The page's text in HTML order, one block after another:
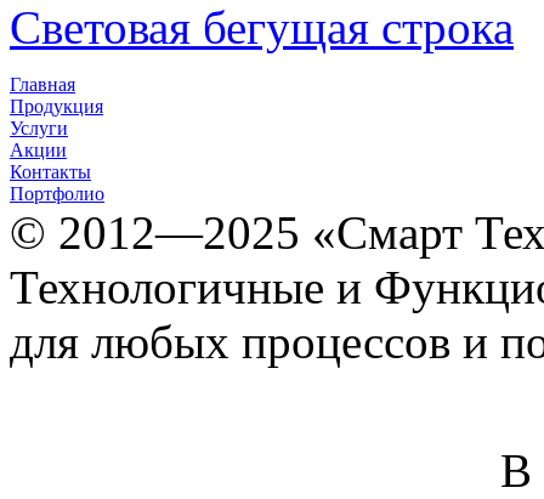
Световая бегущая строка
Главная
Продукция
Услуги
Акции
Контакты
Портфолио
© 2012­­­—2025 «Смарт
Технологичные и
для любых процессов и
В